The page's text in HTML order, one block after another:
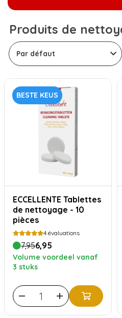
Produits de
BESTE KEUS
ECCELLENTE Tablettes
de nettoyage - 10
pièces
4 évaluations
7,956,95
Volume voordeel vanaf
3 stuks